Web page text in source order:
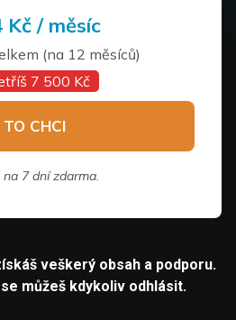
Kč / měsíc
(na 12 měsíců)
7 500 Kč
TO CHCI
na 7 dní zdarma.
veškerý obsah a podporu.
můžeš kdykoliv odhlásit.